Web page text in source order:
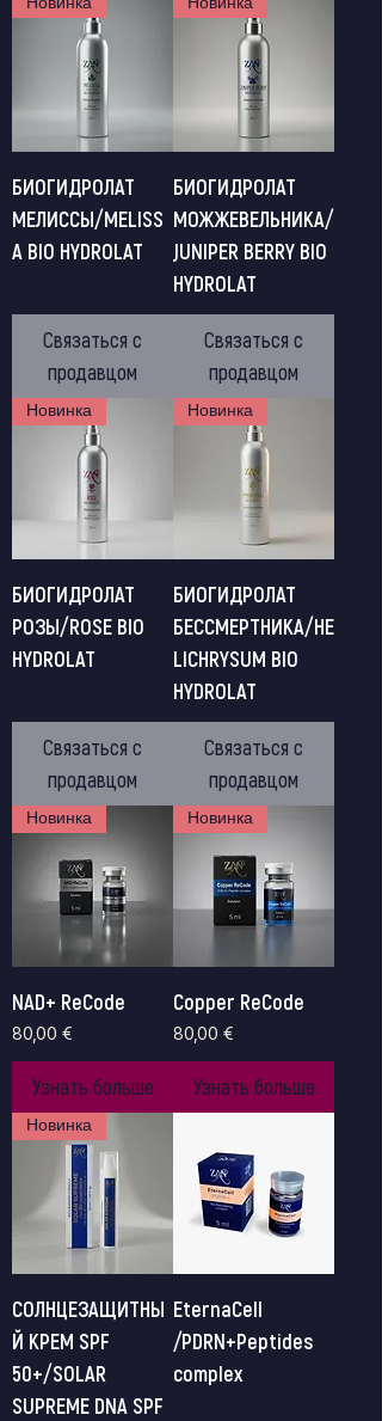
Новинка
БИОГИДРОЛАТ
МЕЛИССЫ/MELISS
A BIO HYDROLAT
Связаться с
продавцом
Новинка
БИОГИДРОЛАТ
МОЖЖЕВЕЛЬНИКА/
JUNIPER BERRY BIO
HYDROLAT
Связаться с
продавцом
Новинка
БИОГИДРОЛАТ
РОЗЫ/ROSE BIO
HYDROLAT
Связаться с
продавцом
Новинка
БИОГИДРОЛАТ
БЕССМЕРТНИКА/HE
LICHRYSUM BIO
HYDROLAT
Связаться с
продавцом
Новинка
NAD+ ReCode
Цена
80,00 €
Узнать больше
Новинка
Copper ReCode
Цена
80,00 €
Узнать больше
Новинка
СОЛНЦЕЗАЩИТНЫ
Й КРЕМ SPF
50+/SOLAR
SUPREME DNA SPF
EternaCell
/PDRN+Peptides
complex